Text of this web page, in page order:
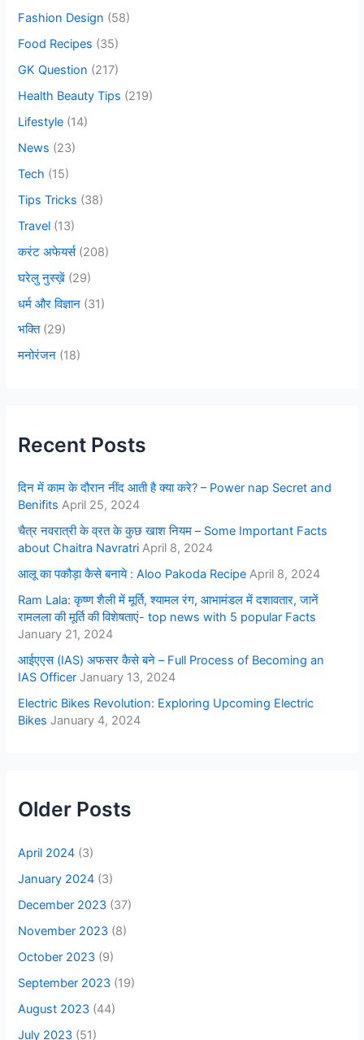
r
:
Fashion Design (58)
Food Recipes (35)
GK Question (217)
Health Beauty Tips (219)
Lifestyle (14)
News (23)
Tech (15)
Tips Tricks (38)
Travel (13)
करंट अफेयर्स(208)
घरेलु नुस्ख़ें (29)
धर्म और विज्ञान (31)
भक्ति(29)
मनोरंजन (18)
Recent Posts
दिन में काम के दौरान नींद आती है क्या करे? – Power nap Secret and
Benifits April 25, 2024
चैत्र नवरात्री के व्रत के कुछ खाश नियम – Some Important Facts
about Chaitra Navratri April 8, 2024
आलू का पकौड़ा कैसे बनाये : Aloo Pakoda Recipe April 8, 2024
Ram Lala: कृष्ण शैली में मूर्ति, श्यामल रंग, आभामंडल में दशावतार, जानें
रामलला की मूर्ति की विशेषताएं- top news with 5 popular Facts
January 21, 2024
आईएएस (IAS) अफसर कैसे बने – Full Process of Becoming an
IAS Officer January 13, 2024
Electric Bikes Revolution: Exploring Upcoming Electric
Bikes January 4, 2024
Older Posts
April 2024 (3)
January 2024 (3)
December 2023 (37)
November 2023 (8)
October 2023 (9)
September 2023 (19)
August 2023 (44)
July 2023 (51)